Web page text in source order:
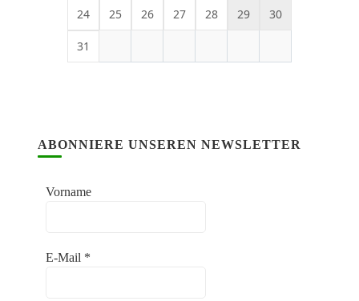
24 25 26 27 28 29 30
31
ABONNIERE UNSEREN NEWSLETTER
Vorname
E-Mail *